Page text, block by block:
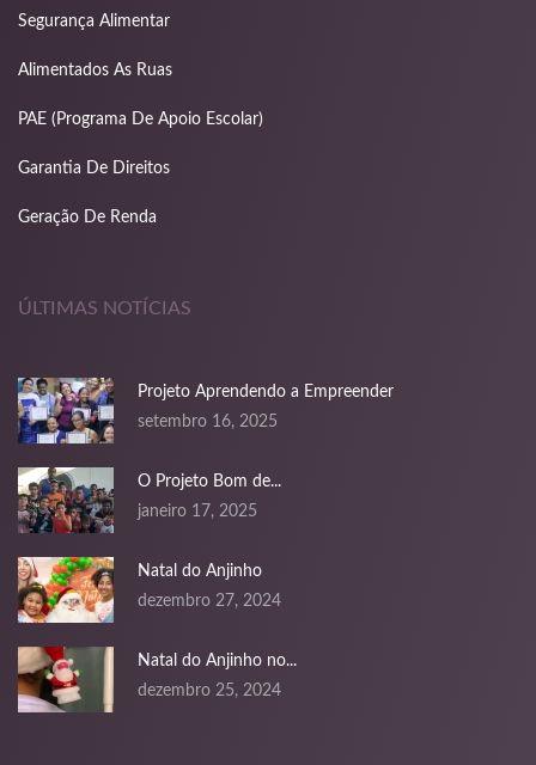
wiki
Panel
escort
Segurança Alimentar
Alimentados As Ruas
PAE (Programa De Apoio Escolar)
Garantia De Direitos
Geração De Renda
ÚLTIMAS NOTÍCIAS
Projeto Aprendendo a Empreender
setembro 16, 2025
O Projeto Bom de...
janeiro 17, 2025
Natal do Anjinho
dezembro 27, 2024
Natal do Anjinho no...
dezembro 25, 2024